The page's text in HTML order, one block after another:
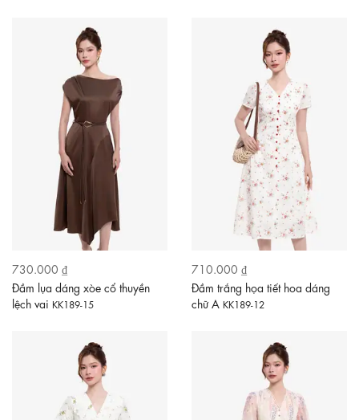
730.000 ₫
Đầm lụa dáng xòe cổ thuyền
lệch vai KK189-15
710.000 ₫
Đầm trắng họa tiết hoa dáng
chữ A KK189-12